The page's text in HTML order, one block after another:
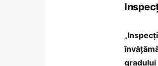
„
gradului